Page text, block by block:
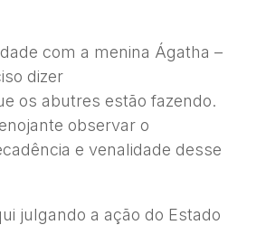
com a menina Ágatha –
dizer
os abutres estão fazendo.
observar o
e venalidade desse
julgando a ação do Estado